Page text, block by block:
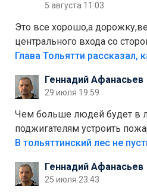
5 августа 11:03
Это все хорошо,а
центрального входа со
аттракционам слабо
лежала в парке и
украли.
Геннадий Афанасьев
29 июля 19:59
Чем больше людей будет в
поджигателям устроить
костры,тех надо безбожно
Штрафы мизерные.
Геннадий Афанасьев
25 июля 23:43